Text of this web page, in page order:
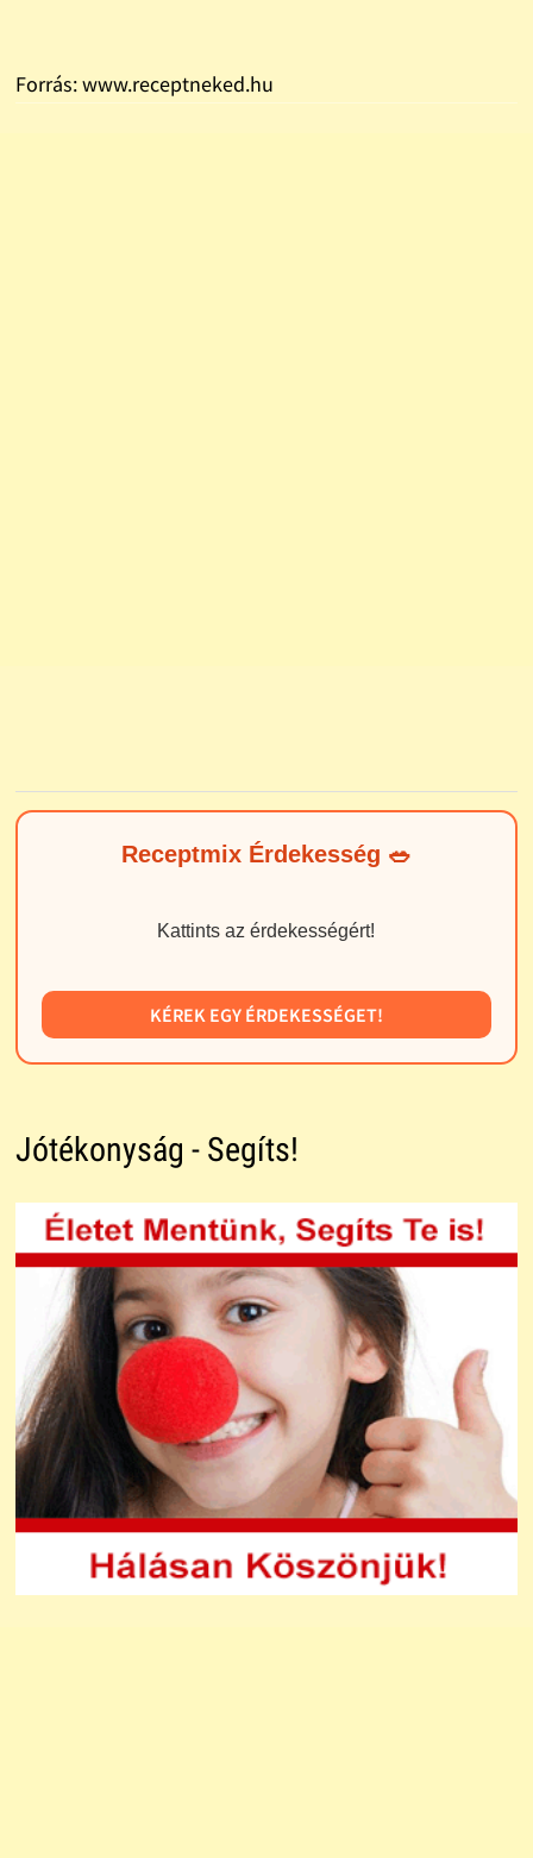
Forrás: www.receptneked.hu
Receptmix Érdekesség 🥗
Kattints az érdekességért!
KÉREK EGY ÉRDEKESSÉGET!
Jótékonyság - Segíts!